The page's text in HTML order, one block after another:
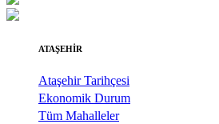
ATAŞEHİR
Ataşehir Tarihçesi
Ekonomik Durum
Tüm Mahalleler